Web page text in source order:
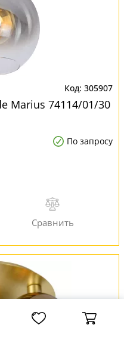
305907
Marius 74114/01/30
По запросу